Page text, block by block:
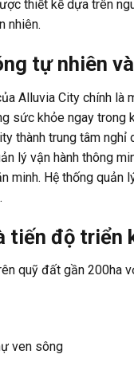
thiết kế dựa trên
nhiên.
tự nhiên
Alluvia City chính
sức khỏe ngay trong
thành trung tâm
lý vận hành thông
minh. Hệ thống
tiến độ triển
quỹ đất gần 200ha
ven sông